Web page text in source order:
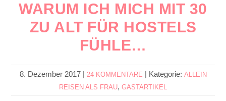
WARUM ICH MICH MIT 30
ZU ALT FÜR HOSTELS
FÜHLE…
8. Dezember 2017| 24 KOMMENTARE | Kategorie: ALLEIN
REISEN ALS FRAU, GASTARTIKEL